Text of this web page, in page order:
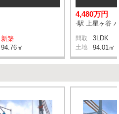
新築
94.76㎡
4,480万円
-駅 上星ヶ谷
間取 3LDK
土地 94.01㎡